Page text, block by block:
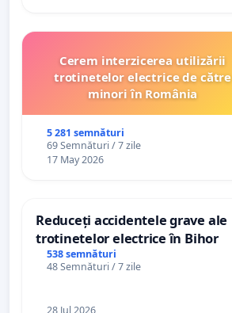
Cerem interzicerea utilizării
trotinetelor electrice de către
minori în România
5 281 semnături
69 Semnături / 7 zile
17 May 2026
Reduceți accidentele grave ale
trotinetelor electrice în Bihor
538 semnături
48 Semnături / 7 zile
28 Jul 2026